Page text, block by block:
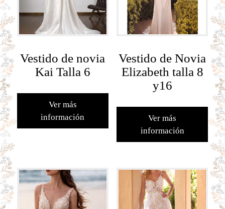
Vestido de novia
Kai Talla 6
Ver más
información
Vestido de Novia
Elizabeth talla 8
y16
Ver más
información